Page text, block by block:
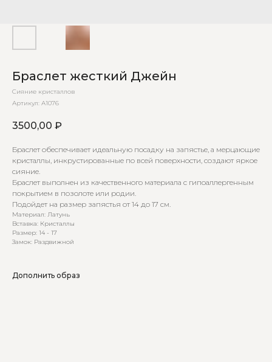
Браслет жесткий Джейн
Сияние кристаллов
Артикул: А1076
3500,00 ₽
Браслет обеспечивает идеальную посадку на запястье, а мерцающие
кристаллы, инкрустированные по всей поверхности, создают яркое
сияние.
Браслет выполнен из качественного материала с гипоаллергенным
покрытием в позолоте или родии.
Подойдет на размер запястья от 14 до 17 см.
Материал: Латунь
Вставка: Кристаллы
Размер: 14 - 17
Замок: Раздвижной
Дополнить образ